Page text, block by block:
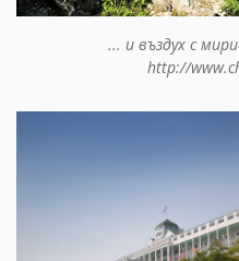
... и въздух с
http://